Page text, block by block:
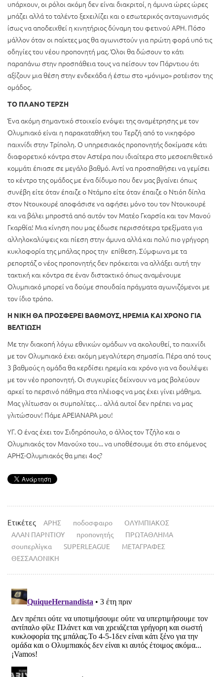
υπάρχουν, οι ρόλοι ακόμη δεν είναι διακριτοί, η άμυνα ώρες ώρες
μπάζει αλλά το ταλέντο ξεχειλίζει και ο εσωτερικός ανταγωνισμός
ίσως να αποδειχθεί η κινητήριος δύναμη του φετινού ΑΡΗ. Πόσο
μάλλον όταν οι παίκτες μας θα αγωνιστούν για πρώτη φορά υπό τις
οδηγίες του νέου προπονητή μας. Όλοι θα δώσουν το κάτι
παραπάνω στην προσπάθεια τους να πείσουν τον Πάρντιου ότι
αξίζουν μια θέση στην ενδεκάδα ή έστω στο «μόνιμο» ροτέισον της
ομάδος.
ΤΟ ΠΛΑΝΟ ΤΕΡΖΗ
Ένα ακόμη σημαντικό στοιχείο ενόψει της αναμέτρησης με τον
Ολυμπιακό είναι η παρακαταθήκη του Τερζή από το νικηφόρο
παιχνίδι στην Τρίπολη. Ο υπηρεσιακός προπονητής δοκίμασε κάτι
διαφορετικό κόντρα στον Αστέρα που ιδιαίτερα στο μεσοεπιθετικό
κομμάτι έπιασε σε μεγάλο βαθμό. Αντί να προσπαθήσει να γεμίσει
το κέντρο της ομάδος με ένα δίδυμο που δεν μας βγαίνει όπως
συνέβη είτε όταν έπαιζε ο Ντάμπο είτε όταν έπαιζε ο Ντιόπ δίπλα
στον Ντουκουρέ αποφάσισε να αφήσει μόνο του τον Ντουκουρέ
και να βάλει μπροστά από αυτόν τον Ματέο Γκαρσία και τον Μανού
Γκαρθία! Μια κίνηση που μας έδωσε περισσότερα τρεξίματα για
αλληλοκαλύψεις και πίεση στην άμυνα αλλά και πολύ πιο γρήγορη
κυκλοφορία της μπάλας προς την επίθεση. Σύμφωνα με τα
ρεπορτάζ ο νέος προπονητής δεν πρόκειται να αλλάξει αυτή την
τακτική και κόντρα σε έναν διστακτικό όπως αναμένουμε
Ολυμπιακό μπορεί να δούμε σπουδαία πράγματα αγωνιζόμενοι με
τον ίδιο τρόπο.
Η ΝΙΚΗ ΘΑ ΠΡΟΣΦΕΡΕΙ ΒΑΘΜΟΥΣ, ΗΡΕΜΙΑ ΚΑΙ ΧΡΟΝΟ ΓΙΑ
ΒΕΛΤΙΩΣΗ
Με την διακοπή λόγω εθνικών ομάδων να ακολουθεί, το παιχνίδι
με τον Ολυμπιακό έχει ακόμη μεγαλύτερη σημασία. Πέρα από τους
3 βαθμούς η ομάδα θα κερδίσει ηρεμία και χρόνο για να δουλέψει
με τον νέο προπονητή. Οι συγκυρίες δείχνουν να μας βολεύουν
αρκεί το περσινό πάθημα στα πλέιοφς να μας έχει γίνει μάθημα.
Μας γλίτωσαν οι συμπολίτες… αλλά αυτοί δεν πρέπει να μας
γλιτώσουν! Πάμε ΑΡΕΙΑΝΑΡΑ μου!
ΥΓ. Ο ένας έχει τον Σιδηρόπουλο, ο άλλος τον Τζήλο και ο
Ολυμπιακός τον Μανούχο του... να υποθέσουμε ότι στο επόμενος
ΑΡΗΣ-Ολυμπιακός θα μπει 4ος?
Ετικέτες ΑΡΗΣ ποδοσφαιρο
ΟΛΥΜΠΙΑΚΟΣ
ΑΛΑΝ ΠΑΡΝΤΙΟΥ
προπονητής
ΠΡΩΤΑΘΛΗΜΑ
σουπερλίγκα
SUPERLEAGUE
ΜΕΤΑΓΡΑΦΕΣ
ΘΕΣΣΑΛΟΝΙΚΗ